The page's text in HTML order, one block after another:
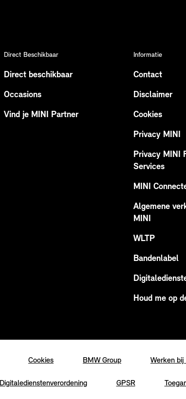
Direct Beschikbaar
Direct beschikbaar
Occasions
Vind je MINI Partner
Informatie
Contact
Disclaimer
Cookies
Privacy MINI
Privacy MINI
Services
MINI
Algemene
MINI
WLTP
Bandenlabel
Houd me op
Cookies BMW Group Werken bij
Digitaledienstenverordening GPSR